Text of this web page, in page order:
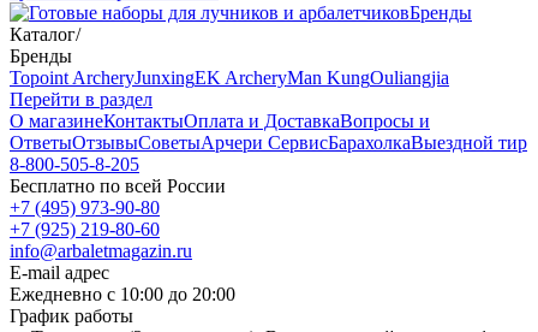
Бренды
Каталог/
Бренды
Topoint ArcheryJunxingEK ArcheryMan KungOuliangjia
Перейти в раздел
О магазинеКонтактыОплата и ДоставкаВопросы и
ОтветыОтзывыСоветыАрчери СервисБарахолкаВыездной тир
8-800-505-8-205
Бесплатно по всей России
+7 (495) 973-90-80
+7 (925) 219-80-60
info@arbaletmagazin.ru
E-mail адрес
Ежедневно с 10:00 до 20:00
График работы